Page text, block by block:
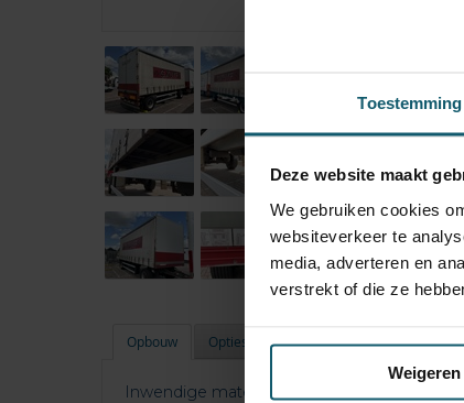
Toestemming
Deze website maakt
We gebruiken cookies
websiteverkeer te
media, adverteren en
verstrekt of die ze
Weigeren
Opbouw Opties Technische staat Banden
Inwendige maten